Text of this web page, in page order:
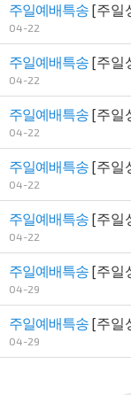
주일예배특송 [주일
04-22
주일예배특송 [주일
04-22
주일예배특송 [주일
04-22
주일예배특송 [주일
04-22
주일예배특송 [주일
04-22
주일예배특송 [주일
04-29
주일예배특송 [주일
04-29